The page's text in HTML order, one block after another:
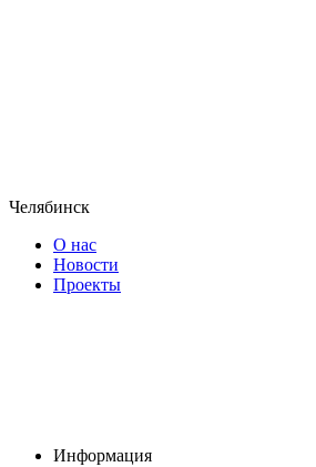
Челябинск
О нас
Новости
Проекты
Информация